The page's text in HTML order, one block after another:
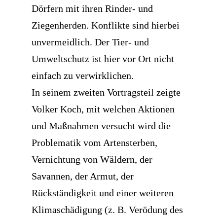
Dörfern mit ihren Rinder- und
Ziegenherden. Konflikte sind hierbei
unvermeidlich. Der Tier- und
Umweltschutz ist hier vor Ort nicht
einfach zu verwirklichen.
In seinem zweiten Vortragsteil zeigte
Volker Koch, mit welchen Aktionen
und Maßnahmen versucht wird die
Problematik vom Artensterben,
Vernichtung von Wäldern, der
Savannen, der Armut, der
Rückständigkeit und einer weiteren
Klimaschädigung (z. B. Verödung des